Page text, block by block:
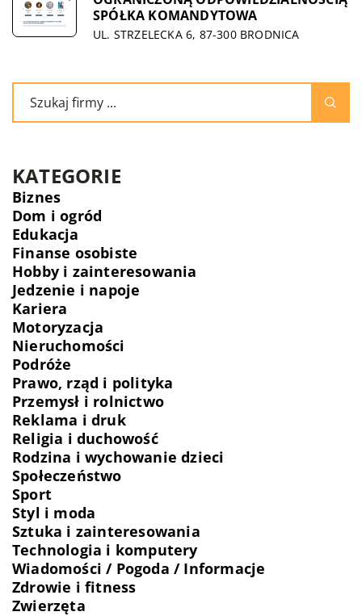
SPÓŁKA KOMANDYTOWA
UL. STRZELECKA 6, 87-300 BRODNICA
KATEGORIE
Biznes
Dom i ogród
Edukacja
Finanse osobiste
Hobby i zainteresowania
Jedzenie i napoje
Kariera
Motoryzacja
Nieruchomości
Podróże
Prawo, rząd i polityka
Przemysł i rolnictwo
Reklama i druk
Religia i duchowość
Rodzina i wychowanie dzieci
Społeczeństwo
Sport
Styl i moda
Sztuka i zainteresowania
Technologia i komputery
Wiadomości / Pogoda / Informacje
Zdrowie i fitness
Zwierzęta